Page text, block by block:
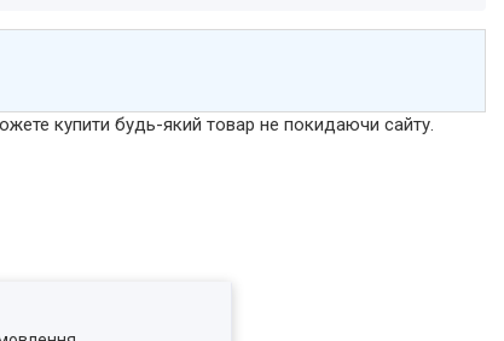
купити будь-який товар не покидаючи сайту.